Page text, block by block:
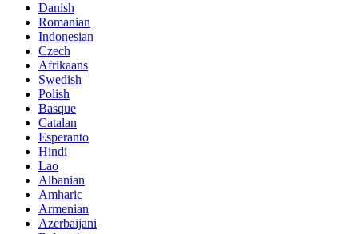
Danish
Romanian
Indonesian
Czech
Afrikaans
Swedish
Polish
Basque
Catalan
Esperanto
Hindi
Lao
Albanian
Amharic
Armenian
Azerbaijani